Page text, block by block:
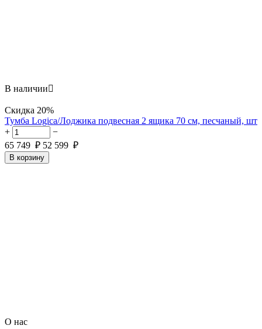
В наличии
Скидка 20%
Тумба Logica/Лоджика подвесная 2 ящика 70 см, песчаный, шт
+
−
65 749 ₽ 52 599 ₽
В корзину
О нас